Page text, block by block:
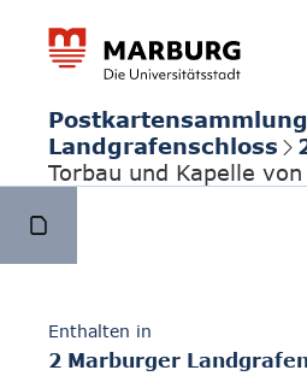
Postkartensammlung
Landgrafenschloss
Torbau und Kapelle
Enthalten in
2 Marburger